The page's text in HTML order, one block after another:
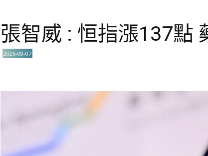
張智威 : 恒指漲137點
2026-08-07